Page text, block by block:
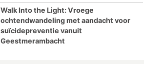
Walk Into the Light: Vroege
ochtendwandeling met aandacht voor
suïcidepreventie vanuit
Geestmerambacht